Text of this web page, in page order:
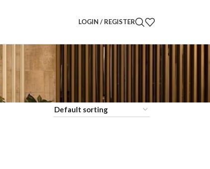
LOGIN / REGISTER